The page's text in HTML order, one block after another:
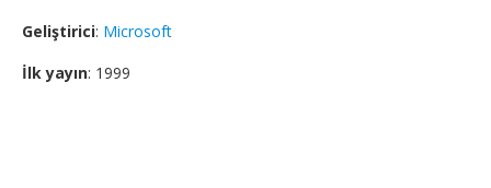
Geliştirici: Microsoft
İlk yayın: 1999